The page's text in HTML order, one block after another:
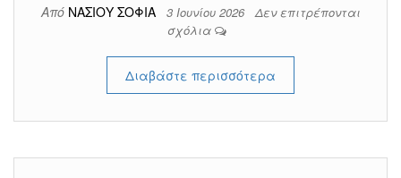
Από ΝΑΣΙΟΥ ΣΟΦΙΑ 3 Ιουνίου 2026 Δεν επιτρέπονται
σχόλια
Διαβάστε περισσότερα